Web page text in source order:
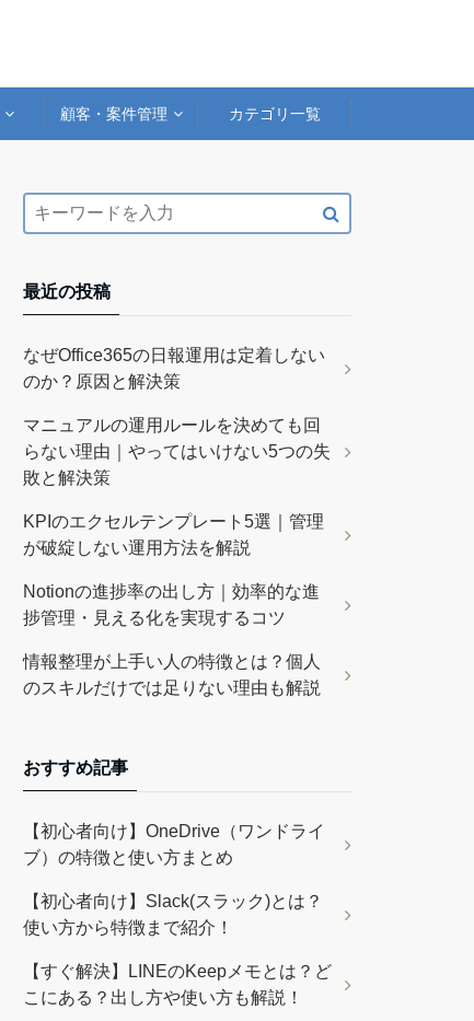
顧客・案件管理 カテゴリ一覧
最近の投稿
なぜOffice365の日報運用は定着しない
のか？原因と解決策
マニュアルの運用ルールを決めても回
らない理由｜やってはいけない5つの失
敗と解決策
KPIのエクセルテンプレート5選｜管理
が破綻しない運用方法を解説
Notionの進捗率の出し方｜効率的な進
捗管理・見える化を実現するコツ
情報整理が上手い人の特徴とは？個人
のスキルだけでは足りない理由も解説
おすすめ記事
【初心者向け】OneDrive（ワンドライ
ブ）の特徴と使い方まとめ
【初心者向け】Slack(スラック)とは？
使い方から特徴まで紹介！
【すぐ解決】LINEのKeepメモとは？ど
こにある？出し方や使い方も解説！